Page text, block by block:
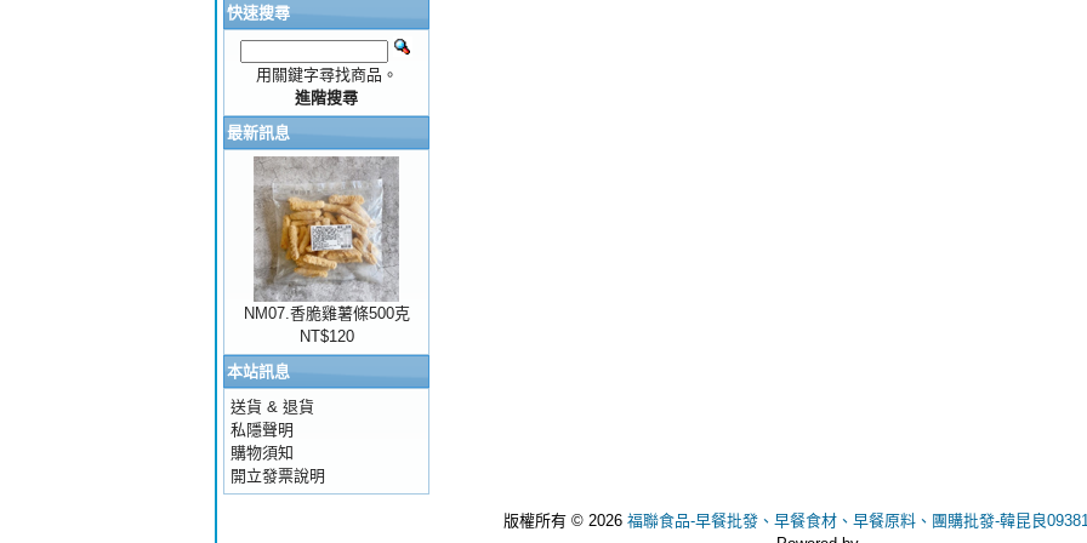
快速搜尋
用關鍵字尋找商品。
進階搜尋
最新訊息
NM07.香脆雞薯條500克
NT$120
本站訊息
送貨 & 退貨
私隱聲明
購物須知
開立發票說明
版權所有 © 2026 福聯食品-早餐批發、早餐食材、早餐原料、團購批發-韓昆良